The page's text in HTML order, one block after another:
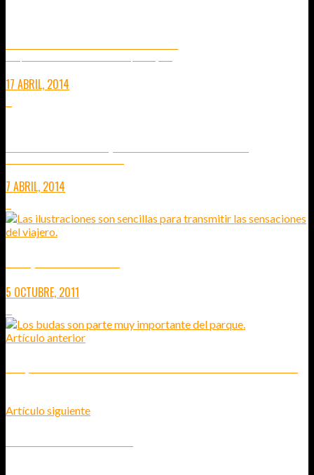
17 ABRIL, 2014
7 ABRIL, 2014
5 OCTUBRE, 2011
Artículo anterior
Artículo siguiente